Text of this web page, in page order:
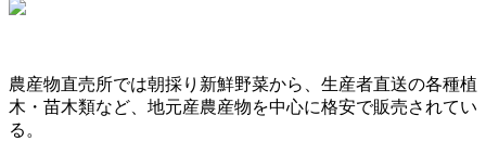
農産物直売所では朝採り新鮮野菜から、生産者直送の各種植
木・苗木類など、地元産農産物を中心に格安で販売されてい
る。